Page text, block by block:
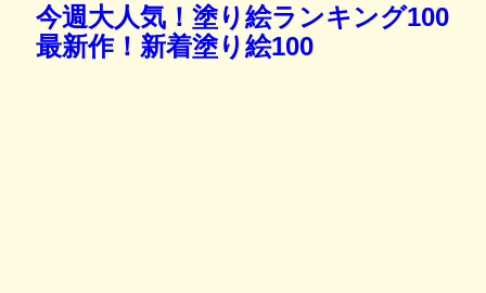
今週大人気！塗り絵ランキング100
最新作！新着塗り絵100